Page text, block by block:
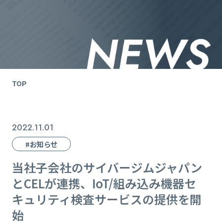
TOP
2022.11.01
#お知らせ
当社子会社のサイバージムジャパン
とCELが連携、IoT/組み込み機器セ
キュリティ検査サービスの提供を開
始